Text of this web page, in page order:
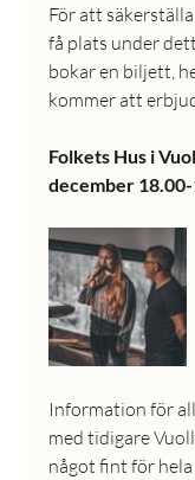
För att
få plats under
bokar en biljett,
kommer att
Folkets Hus i
december
Information för
med tidigare
något fint för